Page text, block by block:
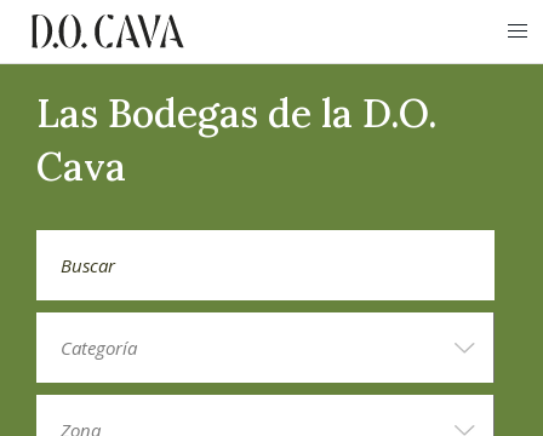
Las Bodegas de la D.O.
Cava